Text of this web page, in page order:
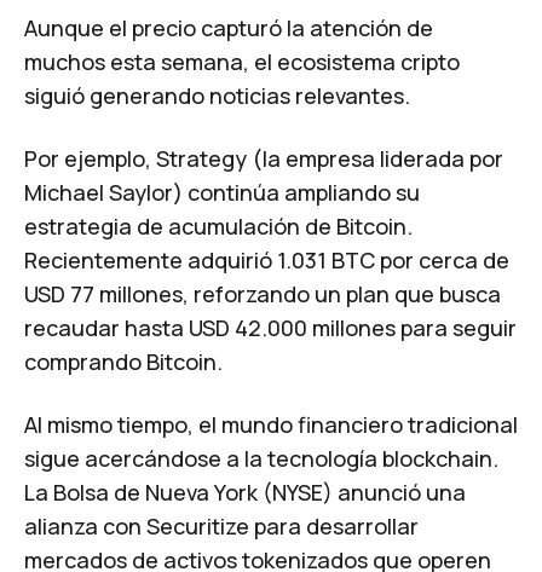
Aunque el precio capturó la atención de
muchos esta semana, el ecosistema cripto
siguió generando noticias relevantes.
Por ejemplo, Strategy (la empresa liderada por
Michael Saylor) continúa ampliando su
estrategia de acumulación de Bitcoin.
Recientemente adquirió 1.031 BTC por cerca de
USD 77 millones, reforzando un plan que busca
recaudar hasta USD 42.000 millones para seguir
comprando Bitcoin.
Al mismo tiempo, el mundo financiero tradicional
sigue acercándose a la tecnología blockchain.
La Bolsa de Nueva York (NYSE) anunció una
alianza con Securitize para desarrollar
mercados de activos tokenizados que operen